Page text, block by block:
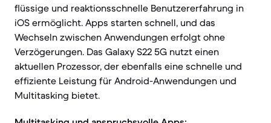
flüssige und reaktionsschnelle Benutzererfahrung in
iOS ermöglicht. Apps starten schnell, und das
Wechseln zwischen Anwendungen erfolgt ohne
Verzögerungen. Das Galaxy S22 5G nutzt einen
aktuellen Prozessor, der ebenfalls eine schnelle und
effiziente Leistung für Android-Anwendungen und
Multitasking bietet.